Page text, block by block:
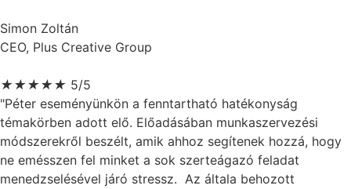
Simon Zoltán
CEO, Plus Creative Group
★★★★★ 5/5
"Péter eseményünkön a fenntartható hatékonyság
témakörben adott elő. Előadásában munkaszervezési
módszerekről beszélt, amik ahhoz segítenek hozzá, hogy
ne emésszen fel minket a sok szerteágazó feladat
menedzselésével járó stressz. Az általa behozott